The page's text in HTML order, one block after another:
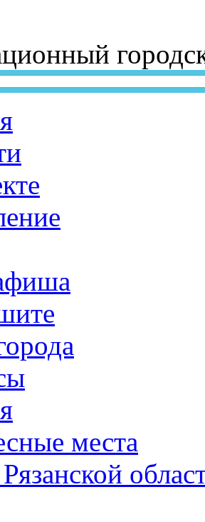
места